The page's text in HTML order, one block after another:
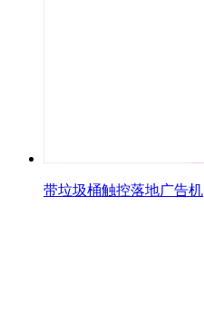
带垃圾桶触控落地广告机